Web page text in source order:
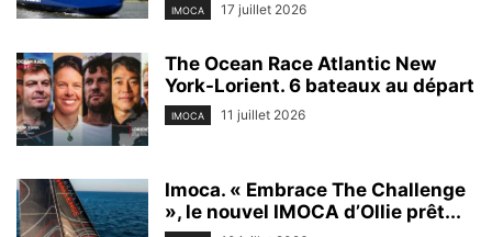
IMOCA 17 juillet 2026
The Ocean Race Atlantic New
York-Lorient. 6 bateaux au départ
IMOCA 11 juillet 2026
Imoca. « Embrace The Challenge
», le nouvel IMOCA d’Ollie prêt...